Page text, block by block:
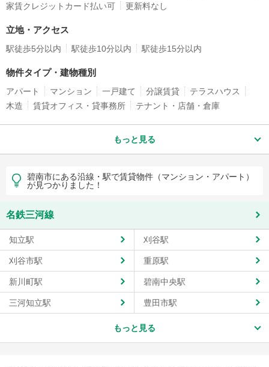
家賃クレジットカード払い可
更新料なし
立地・アクセス
駅徒歩5分以内 駅徒歩10分以内 駅徒歩15分以内
物件タイプ・建物種別
アパート マンション 一戸建て 分譲賃貸
テラスハウス
木造
賃貸オフィス・貸事務所 テナント・店舗・倉庫
もっと見る
碧南市にある沿線・駅で賃貸物件（マンション・アパート）
が見つかりました！
名鉄三河線
知立駅 刈谷駅
刈谷市駅 重原駅
新川町駅 碧南中央駅
三河知立駅 豊田市駅
もっと見る